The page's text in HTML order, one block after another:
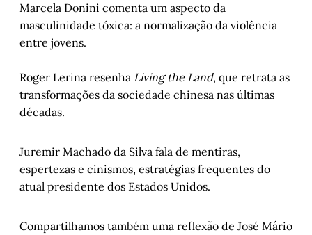
Marcela Donini comenta um aspecto da
masculinidade tóxica: a normalização da violência
entre jovens.
Roger Lerina resenha Living the Land, que retrata as
transformações da sociedade chinesa nas últimas
décadas.
Juremir Machado da Silva fala de mentiras,
espertezas e cinismos, estratégias frequentes do
atual presidente dos Estados Unidos.
Compartilhamos também uma reflexão de José Mário